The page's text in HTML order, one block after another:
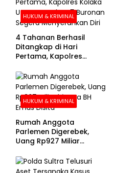
HUKUM & KRIMINAL
4 Tahanan Berhasil
Ditangkap di Hari
Pertama, Kapolres
Buronan Segera
Menyerahkan Diri
HUKUM & KRIMINAL
Rumah Anggota
Parlemen Digerebek,
Uang Rp927 Miliar